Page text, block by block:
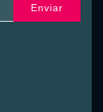
Enviar